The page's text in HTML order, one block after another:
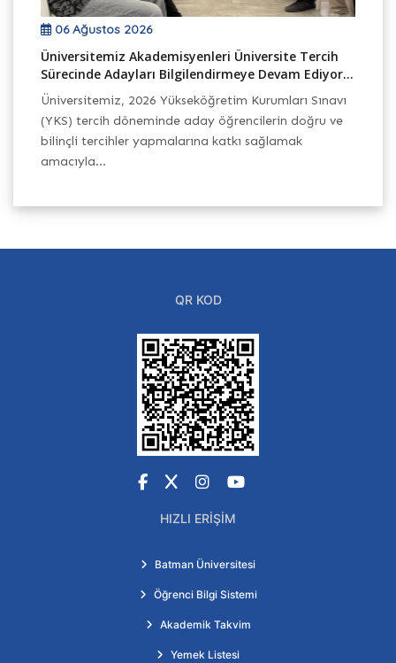
06 Ağustos 2026
Üniversitemiz Akademisyenleri Üniversite Tercih
Sürecinde Adayları Bilgilendirmeye Devam Ediyor...
Üniversitemiz, 2026 Yükseköğretim Kurumları Sınavı
(YKS) tercih döneminde aday öğrencilerin doğru ve
bilinçli tercihler yapmalarına katkı sağlamak
amacıyla...
QR KOD
Facebook
X Instagram
YouTube
HIZLI ERIŞIM
Batman Üniversitesi
Öğrenci Bilgi Sistemi
Akademik Takvim
Yemek Listesi